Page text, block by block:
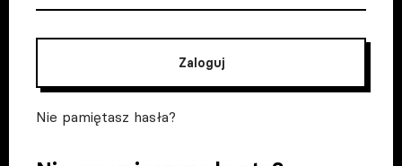
Zaloguj
Nie pamiętasz hasła?